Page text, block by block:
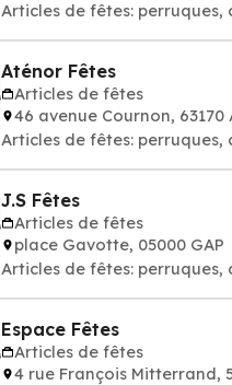
Articles de fêtes:
Aténor Fêtes
Articles de fêtes
46 avenue Cournon, 63170
Articles de fêtes:
J.S Fêtes
Articles de fêtes
place Gavotte, 05000 GAP
Articles de fêtes:
Espace Fêtes
Articles de fêtes
4 rue François Mitterrand,